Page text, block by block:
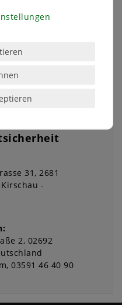
31 2681
2 02692
03591 46 40 90